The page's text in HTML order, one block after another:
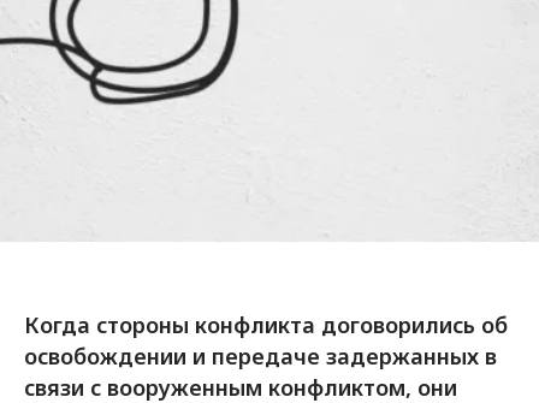
Когда стороны конфликта договорились об
освобождении и передаче задержанных в
связи с вооруженным конфликтом, они